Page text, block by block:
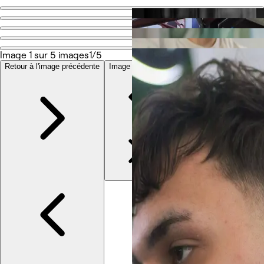
Retour
La barberia
Partagez
Photos
Autres
Image 1 sur 5 images1/5
Retour à l'image précédente Image suivante